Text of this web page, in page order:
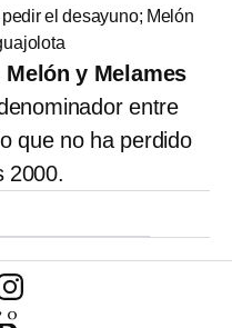
el desayuno; Melón
Melón y Melames
entre
que no ha perdido
2000.